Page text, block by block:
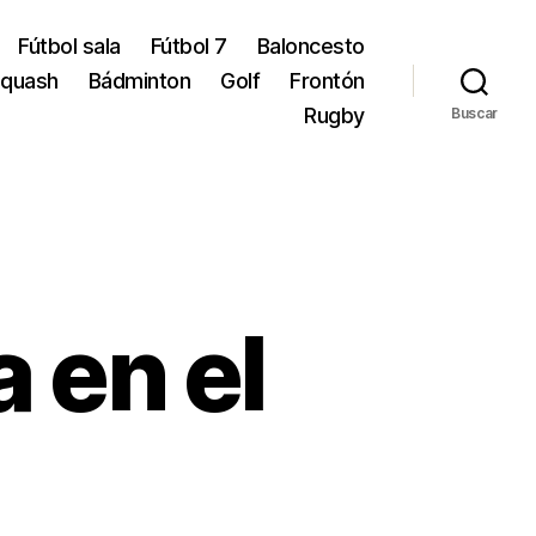
Fútbol sala Fútbol 7
Baloncesto
Bádminton Golf
Frontón
Rugby
Buscar
en el